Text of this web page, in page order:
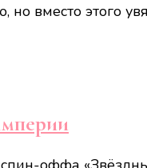
вместо этого